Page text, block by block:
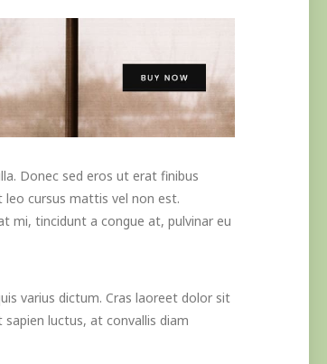
Donec sed eros ut erat finibus
leo cursus mattis vel non est.
mi, tincidunt a congue at, pulvinar eu
varius dictum. Cras laoreet dolor sit
luctus, at convallis diam